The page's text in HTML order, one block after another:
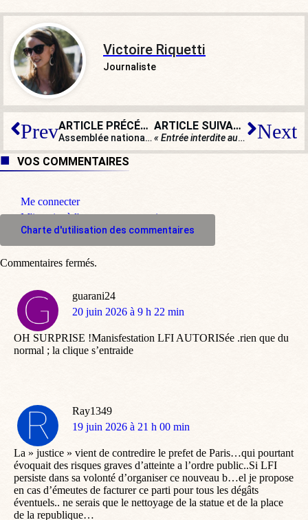
Victoire Riquetti
Journaliste
Prev ARTICLE PRÉCÉDENT
Assemblée nationale : un député PS traite les ascendants des élus RN de collabos
ARTICLE SUIVANT
« Entrée interdite aux Africains » : en
Next
VOS COMMENTAIRES
Me connecter
M'inscrire à l'espace commentaire
Charte d'utilisation des commentaires
guarani24
dit
20 juin 2026 à 9 h 22 min
OH SURPRISE !Manisfestation LFI AUTORISée .rien que du
normal ; la clique s’entraide
Ray1349
dit
19 juin 2026 à 21 h 00 min
La » justice » vient de contredire le prefet de Paris…qui pourtant
évoquait des risques graves d’atteinte a l’ordre public..Si LFI
persiste dans sa volonté d’organiser ce nouveau b…el je propose
en cas d’émeutes de facturer ce parti pour tous les dégâts
éventuels.. ne serais que le nettoyage de la statue et de la place
de la republique…
Commentaires fermés.